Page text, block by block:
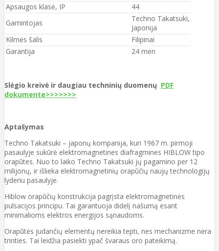
Apsaugos klasė, IP
44
Gamintojas
Techno Takatsuki,
Japonija
Kilmės šalis
Filipinai
Garantija
24 mėn
Slėgio kreivė ir daugiau techninių duomenų PDF
dokumente>>>>>>>
Aptašymas
Techno Takatsuki – japonų kompanija, kuri 1967 m. pirmoji
pasaulyje sukūrė elektromagnetines diafragmines HIBLOW tipo
orapūtes. Nuo to laiko Techno Takatsuki jų pagamino per 12
milijonų, ir išlieka elektromagnetinių orapūčių naujų technologijų
lyderiu pasaulyje.
Hiblow orapūčių konstrukcija pagrįsta elektromagnetinės
pulsacijos principu. Tai garantuoja didelį našumą esant
minimalioms elektros energijos sąnaudoms.
Orapūtės judančių elementų nereikia tepti, nes mechanizme nėra
trinties. Tai leidžia pasiekti ypač švaraus oro pateikimą.